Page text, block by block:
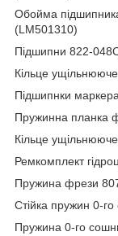
Обойма
(LM501310)
Підшипни 822-
Кільце
Підшипнки
Пружинна планка
Кільце
Ремкомплект
Пружина фрези
Стійка пружин 0-
Пружина 0-го